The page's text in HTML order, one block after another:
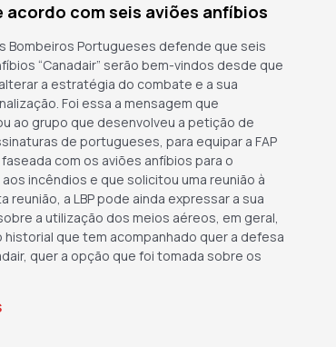
acordo com seis aviões anfíbios
Bombeiros Portugueses defende que seis
“Canadair” serão bem-vindos desde que
a estratégia do combate e a sua
Foi essa a mensagem que
ao grupo que desenvolveu a petição de
de portugueses, para equipar a FAP
com os aviões anfíbios para o
incêndios e que solicitou uma reunião à
reunião, a LBP pode ainda expressar a sua
a utilização dos meios aéreos, em geral,
historial que tem acompanhado quer a defesa
quer a opção que foi tomada sobre os